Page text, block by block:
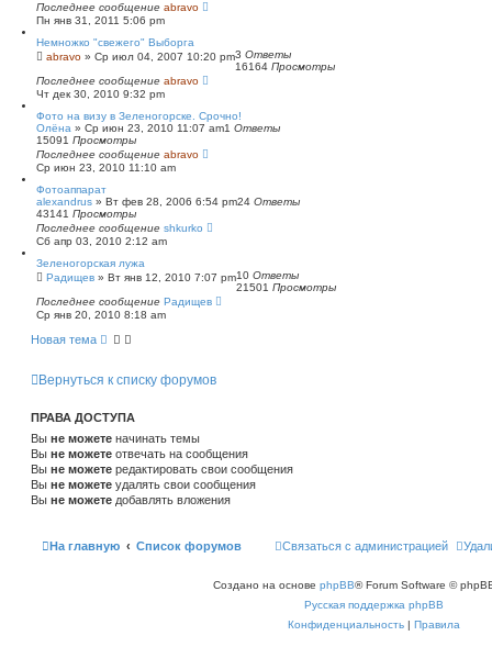
Последнее сообщение abravo
Пн янв 31, 2011 5:06 pm
Немножко "свежего" Выборга
abravo » Ср июл 04, 2007 10:20 pm3 Ответы
16164 Просмотры
Последнее сообщение abravo
Чт дек 30, 2010 9:32 pm
Фото на визу в Зеленогорске. Срочно!
Олёна » Ср июн 23, 2010 11:07 am1 Ответы
15091 Просмотры
Последнее сообщение abravo
Ср июн 23, 2010 11:10 am
Фотоаппарат
alexandrus » Вт фев 28, 2006 6:54 pm24 Ответы
43141 Просмотры
Последнее сообщение shkurko
Сб апр 03, 2010 2:12 am
Зеленогорская лужа
Радищев » Вт янв 12, 2010 7:07 pm10 Ответы
21501 Просмотры
Последнее сообщение Радищев
Ср янв 20, 2010 8:18 am
Новая тема
Вернуться к списку форумов
ПРАВА ДОСТУПА
Вы не можете начинать темы
Вы не можете отвечать на сообщения
Вы не можете редактировать свои сообщения
Вы не можете удалять свои сообщения
Вы не можете добавлять вложения
На главную Список форумов Связаться с администрацией
Создано на основе phpBB® Forum Software ©
Русская поддержка phpBB
Конфиденциальность | Правила